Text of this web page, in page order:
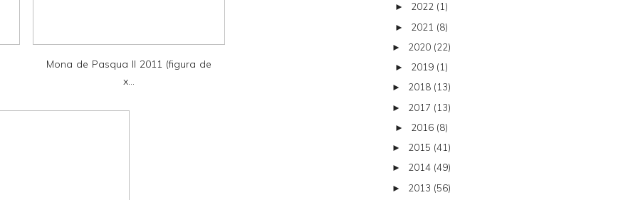
Mona de Pasqua II 2011 (figura de
x...
► 2022 (1)
► 2021 (8)
► 2020 (22)
► 2019 (1)
► 2018 (13)
► 2017 (13)
► 2016 (8)
► 2015 (41)
► 2014 (49)
► 2013 (56)